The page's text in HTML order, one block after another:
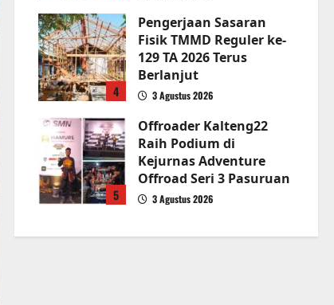
4
Pengerjaan Sasaran
Fisik TMMD Reguler ke-
129 TA 2026 Terus
Berlanjut
3 Agustus 2026
5
Offroader Kalteng22
Raih Podium di
Kejurnas Adventure
Offroad Seri 3 Pasuruan
3 Agustus 2026